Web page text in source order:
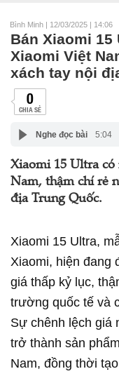
Bình Minh | 12/03/2025 | 14:06
Bán Xiaomi
Xiaomi Việt
xách tay nội
0
CHIA SẺ
Nghe đọc bài 5:04
Xiaomi 15 Ultra
Nam, thậm chí rẻ
địa Trung Quốc.
Xiaomi 15 Ultra,
Xiaomi, hiện đang
giá thấp kỷ lục,
trường quốc tế và
Sự chênh lệch giá
trở thành sản
Nam, đồng thời